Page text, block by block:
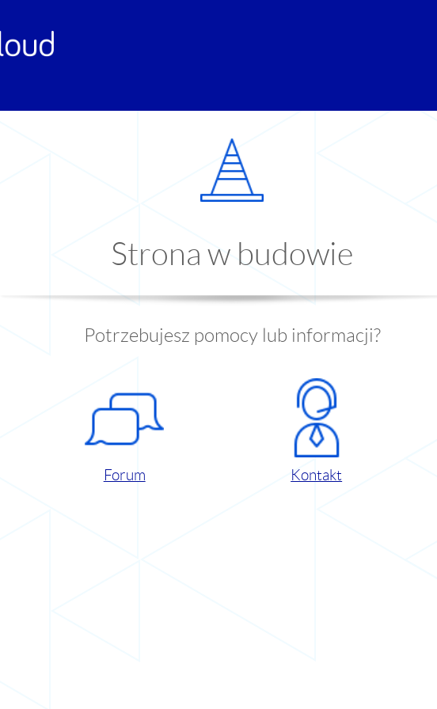
Strona w budowie
Potrzebujesz pomocy lub informacji?
Forum Kontakt